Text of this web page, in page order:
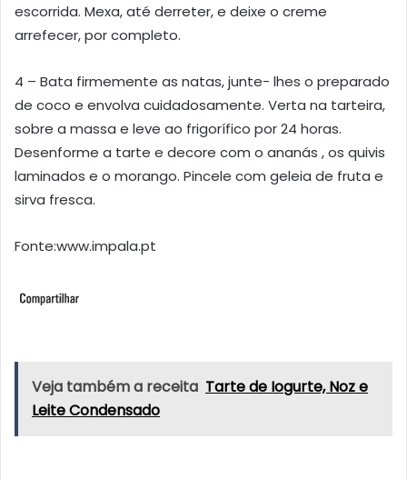
escorrida. Mexa, até derreter, e deixe o creme
arrefecer, por completo.
4 – Bata firmemente as natas, junte- lhes o preparado
de coco e envolva cuidadosamente. Verta na tarteira,
sobre a massa e leve ao frigorífico por 24 horas.
Desenforme a tarte e decore com o ananás , os quivis
laminados e o morango. Pincele com geleia de fruta e
sirva fresca.
Fonte:www.impala.pt
Veja também a receita Tarte de Iogurte, Noz e
Leite Condensado